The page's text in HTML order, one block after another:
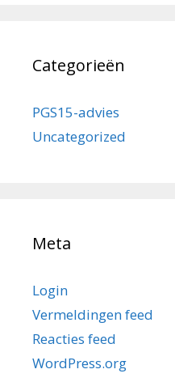
Categorieën
PGS15-advies
Uncategorized
Meta
Login
Vermeldingen feed
Reacties feed
WordPress.org